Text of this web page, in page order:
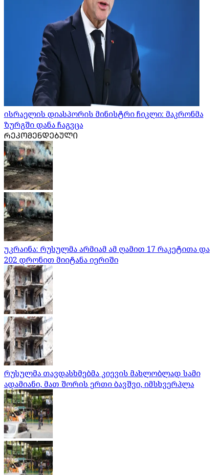
ისრაელის დიასპორის მინისტრი ჩიკლი: მაკრონმა
ზურგში დანა ჩაგვცა
ᲠᲔᲙᲝᲛᲔᲜᲓᲔᲑᲣᲚᲘ
უკრაინა: რუსულმა არმიამ ამ ღამით 17 რაკეტითა და
202 დრონით მიიტანა იერიში
რუსულმა თავდასხმებმა კიევის მახლობლად სამი
ადამიანი, მათ შორის ერთი ბავშვი, იმსხვერპლა